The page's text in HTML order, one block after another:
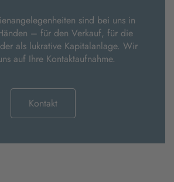
sind bei uns in
– für den Verkauf, für die
als lukrative Kapitalanlage. Wir
auf Ihre Kontaktaufnahme.
Kontakt